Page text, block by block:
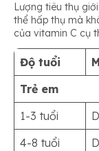
Lượng tiêu thụ
thể hấp thụ mà
của vitamin C cụ
Độ tuổi
Trẻ em
1-3 tuổi
4-8 tuổi